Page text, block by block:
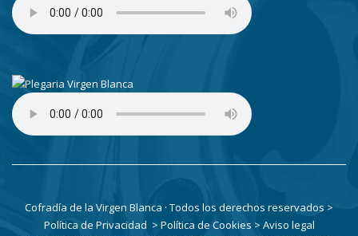
Cofradía de la Virgen Blanca · Todos los derechos reservados >
Política de Privacidad > Política de Cookies > Aviso legal